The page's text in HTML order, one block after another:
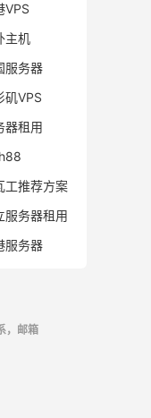
VPS
主机
服务器
矶VPS
器租用
工推荐方案
服务器租用
服务器
，邮箱